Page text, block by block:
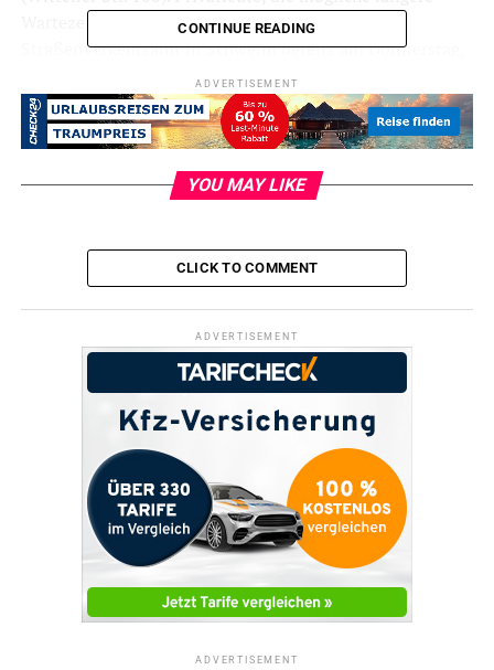
Wartezeiten vermeiden möchten, sollten das
Straßenverkehrsamt in Schwelm bereits am Donnerstag,
4. September besuchen. Dann ist dort bis 18 Uhr geöffnet.
Zusätzlicher Tipp: Telefonisch oder per Internet kann
vorab ein Termin vereinbart werden, auch das hilft, Zeit
zu sparen. Kontaktdaten: 02336/93 0 oder 02302/2024 0,
www.en-kreis.de.
September, während der üblichen Öffnungszeit von 7 bis
12 Uhr unter 02336/93 0 erreichbar.
RELATED TOPICS:
Dankeschön an Spielplatzpaten
DON'T MISS
Jugendliche auf Segelausflug
CONTINUE READING
ADVERTISEMENT
YOU MAY LIKE
CLICK TO COMMENT
ADVERTISEMENT
ADVERTISEMENT